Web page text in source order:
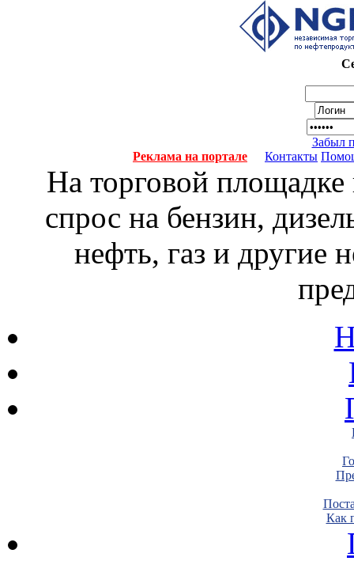
Забыл
Реклама на портале
Контакты
На торговой
спрос на бензин,
нефть, газ и другие
Как